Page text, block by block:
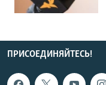
ПРИСОЕДИНЯЙТЕСЬ!